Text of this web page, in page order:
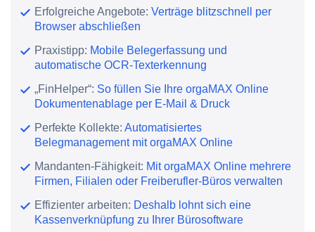
Erfolgreiche Angebote: Verträge blitzschnell per
Browser abschließen
Praxistipp: Mobile Belegerfassung und
automatische OCR-Texterkennung
„FinHelper“: So füllen Sie Ihre orgaMAX Online
Dokumentenablage per E-Mail & Druck
Perfekte Kollekte: Automatisiertes
Belegmanagement mit orgaMAX Online
Mandanten-Fähigkeit: Mit orgaMAX Online mehrere
Firmen, Filialen oder Freiberufler-Büros verwalten
Effizienter arbeiten: Deshalb lohnt sich eine
Kassenverknüpfung zu Ihrer Bürosoftware